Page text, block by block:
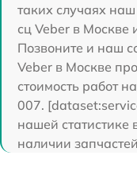
таких случаях
сц Veber в Москве
Позвоните и наш
Veber в Москве
стоимость работ
007.
нашей статистике
наличии